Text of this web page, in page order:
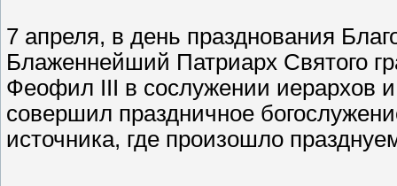
7 апреля, в день празднования
Блаженнейший Патриарх Святого
Феофил III в сослужении иерархов
совершил праздничное
источника, где произошло